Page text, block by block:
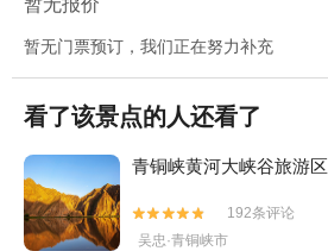
暂无报价
暂无门票预订，我们正在努力补充
看了该景点的人还看了
青铜峡黄河大峡谷旅游区


192条评论
吴忠·青铜峡市